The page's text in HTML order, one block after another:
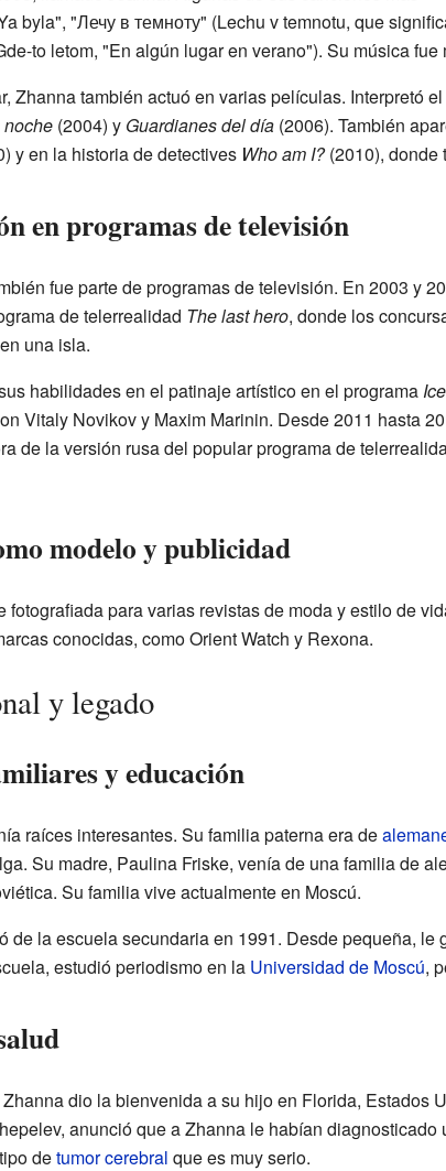
byla", "Лечу в темноту" (Lechu v temnotu, que
to letom, "En algún lugar en verano"). Su música
Zhanna también actuó en varias películas. Interpretó
(2004) y Guardianes del día(2006). También
y en la historia de detectives Who am I?(2010), donde
en programas de televisión
fue parte de programas de televisión. En 2003 y
de telerrealidad The last hero, donde los
una isla.
habilidades en el patinaje artístico en el programa
Vitaly Novikov y Maxim Marinin. Desde 2011 hasta
de la versión rusa del popular programa de
modelo y publicidad
fotografiada para varias revistas de moda y estilo de
conocidas, como Orient Watch y Rexona.
y legado
y educación
raíces interesantes. Su familia paterna era de
Su madre, Paulina Friske, venía de una familia de
Su familia vive actualmente en Moscú.
de la escuela secundaria en 1991. Desde pequeña, le
estudió periodismo en la Universidad de Moscú,
dio la bienvenida a su hijo en Florida, Estados
anunció que a Zhanna le habían diagnosticado
detumor cerebral que es muy serio.